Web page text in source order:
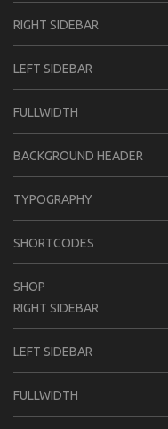
RIGHT SIDEBAR
LEFT SIDEBAR
FULLWIDTH
BACKGROUND HEADER
TYPOGRAPHY
SHORTCODES
SHOP
RIGHT SIDEBAR
LEFT SIDEBAR
FULLWIDTH